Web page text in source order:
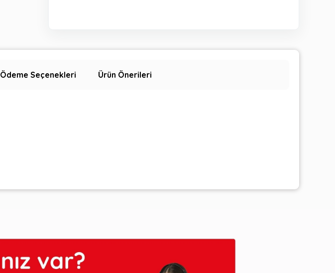
Ödeme Seçenekleri Ürün Önerileri